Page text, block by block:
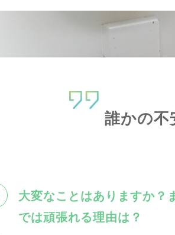
誰かの不
大変なことはありますか？
では頑張れる理由は？